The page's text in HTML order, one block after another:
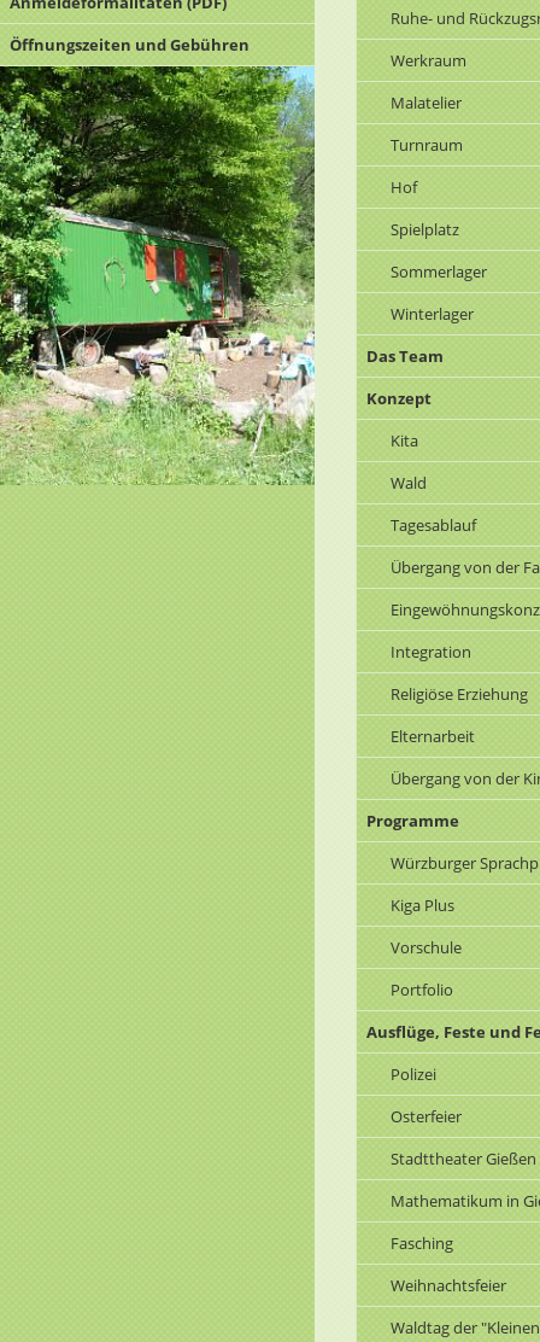
Öffnungszeiten und Gebühren
Ruhe- und
Werkraum
Malatelier
Turnraum
Hof
Spielplatz
Sommerlager
Winterlager
Das Team
Konzept
Kita
Wald
Tagesablauf
Übergang von der
Integration
Religiöse Erziehung
Elternarbeit
Übergang von der
Programme
Würzburger
Kiga Plus
Vorschule
Portfolio
Ausflüge, Feste und
Polizei
Osterfeier
Stadttheater Gießen
Mathematikum in
Fasching
Weihnachtsfeier
Waldtag der